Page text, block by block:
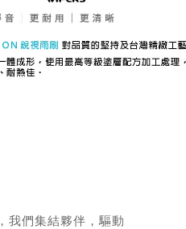
我們集結夥伴，驅動